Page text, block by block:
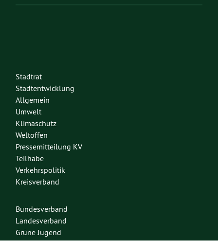
Stadtrat
Stadtentwicklung
Allgemein
Umwelt
Klimaschutz
Weltoffen
Pressemitteilung KV
Teilhabe
Verkehrspolitik
Kreisverband
Bundesverband
Landesverband
Grüne Jugend